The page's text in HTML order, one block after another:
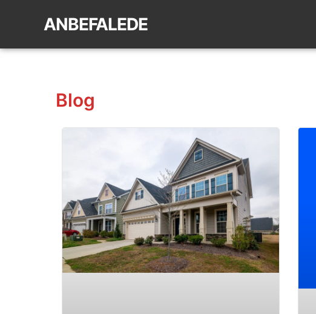
ANBEFALEDE
Blog